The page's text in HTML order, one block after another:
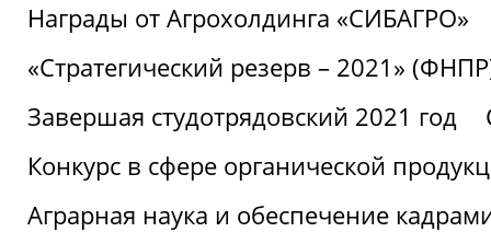
Награды от Агрохолдинга «СИБАГРО»
«Стратегический резерв – 2021»
Завершая студотрядовский 2021 год
Конкурс в сфере органической
Аграрная наука и обеспечение